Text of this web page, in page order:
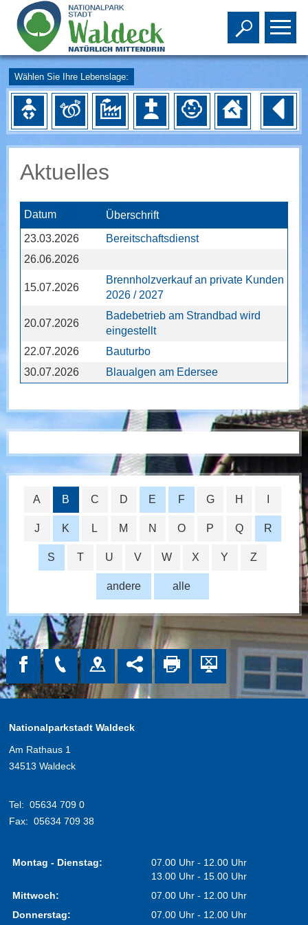
Toggle
Wählen Sie Ihre Lebenslage:
Aktuelles
Datum
Überschrift
23.03.2026
Bereitschaftsdienst
26.06.2026
15.07.2026
Brennholzverkauf an private Kunden
2026 / 2027
20.07.2026
Badebetrieb am Strandbad wird
eingestellt
22.07.2026
Bauturbo
30.07.2026
Blaualgen am Edersee
alle
A B C D E F G H
J K L M N O P Q R
S T U V W X Y Z
andere
Nationalparkstadt Waldeck
Am Rathaus 1
34513 Waldeck
Tel: 05634 709 0
Fax: 05634 709 38
Montag - Dienstag:
07.00 Uhr - 12.00 Uhr
13.00 Uhr - 15.00 Uhr
Mittwoch:
07.00 Uhr - 12.00 Uhr
Donnerstag:
07.00 Uhr - 12.00 Uhr